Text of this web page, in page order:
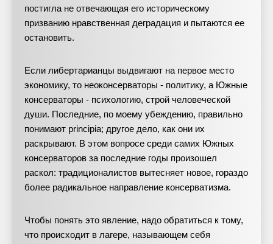
постигла не отвечающая его историческому
призванию нравственная деградация и пытаются ее
остановить.
Если либертарианцы выдвигают на первое место
экономику, то неоконсерваторы - политику, а Южные
консерваторы - психологию, строй человеческой
души. Последние, по моему убеждению, правильно
понимают principia; другое дело, как они их
раскрывают. В этом вопросе среди самих Южных
консерваторов за последние годы произошел
раскол: традиционалистов вытесняет новое, гораздо
более радикальное направление консерватизма.
Чтобы понять это явление, надо обратиться к тому,
что происходит в лагере, называющем себя